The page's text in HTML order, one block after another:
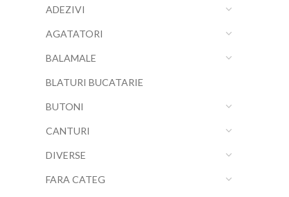
ADEZIVI
AGATATORI
BALAMALE
BLATURI BUCATARIE
BUTONI
CANTURI
DIVERSE
FARA CATEG